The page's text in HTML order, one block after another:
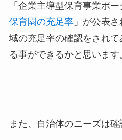
「企業主導型保育事業ポ
保育園の充足率」が公表
域の充足率の確認をされ
る事ができるかと思います
また、自治体のニーズは確